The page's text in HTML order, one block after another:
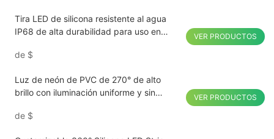
Tira LED de silicona resistente al agua
IP68 de alta durabilidad para uso en
de $
VER PRODUCTOS
Luz de neón de PVC de 270° de alto
brillo con iluminación uniforme y sin
de $
VER PRODUCTOS